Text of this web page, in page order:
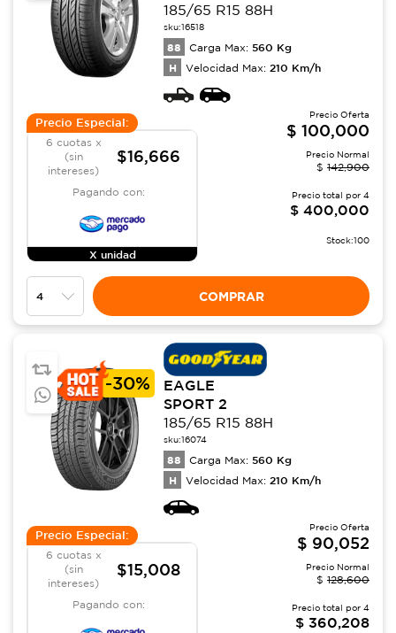
185/65 R15 88H
sku:16518
88 Carga Max: 560 Kg
H Velocidad Max: 210 Km/h
Precio Especial:
6 cuotas x
(sin
intereses)
$16,666
Pagando con:
X unidad
Precio Oferta
$ 100,000
Precio Normal
$ 142,900
Precio total por 4
$ 400,000
Stock:100
COMPRAR
-30%
EAGLE
SPORT 2
185/65 R15 88H
sku:16074
88 Carga Max: 560 Kg
H Velocidad Max: 210 Km/h
Precio Especial:
6 cuotas x
(sin
intereses)
$15,008
Pagando con:
Precio Oferta
$ 90,052
Precio Normal
$ 128,600
Precio total por 4
$ 360,208